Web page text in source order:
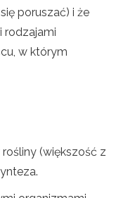
poruszać) i że
rodzajami
w którym
(większość z